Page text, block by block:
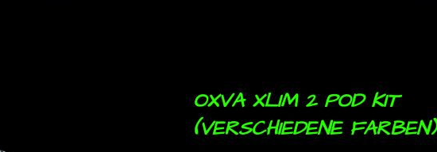
OXVA XLIM 2 POD KIT
(VERSCHIEDENE FARBEN)